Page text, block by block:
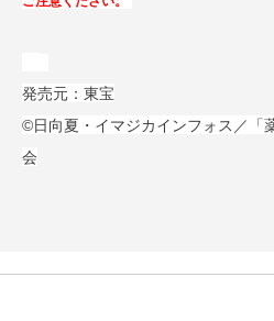
発売元：東宝
©日向夏・イマジカインフォス／「
会